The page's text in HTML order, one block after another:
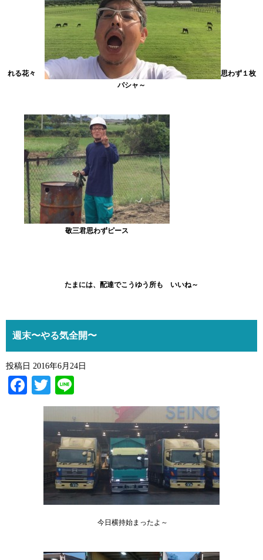
れる花々
思わず１枚
パシャ～
敬三君思わずピース
たまには、配達でこうゆう所も いいね～
週末〜やる気全開〜
投稿日 2016年6月24日
Facebook
Twitter
今日横持始まったよ～